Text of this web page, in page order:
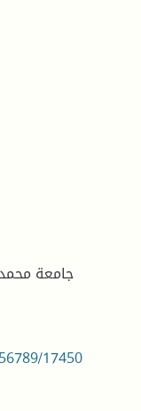
جامعة محمد
17450